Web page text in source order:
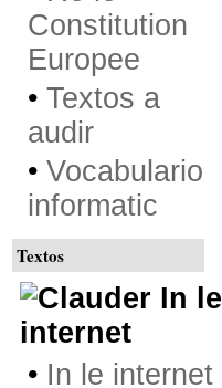
Constitution
Europee
• Textos a
audir
• Vocabulario
informatic
Textos
In le
internet
• In le internet